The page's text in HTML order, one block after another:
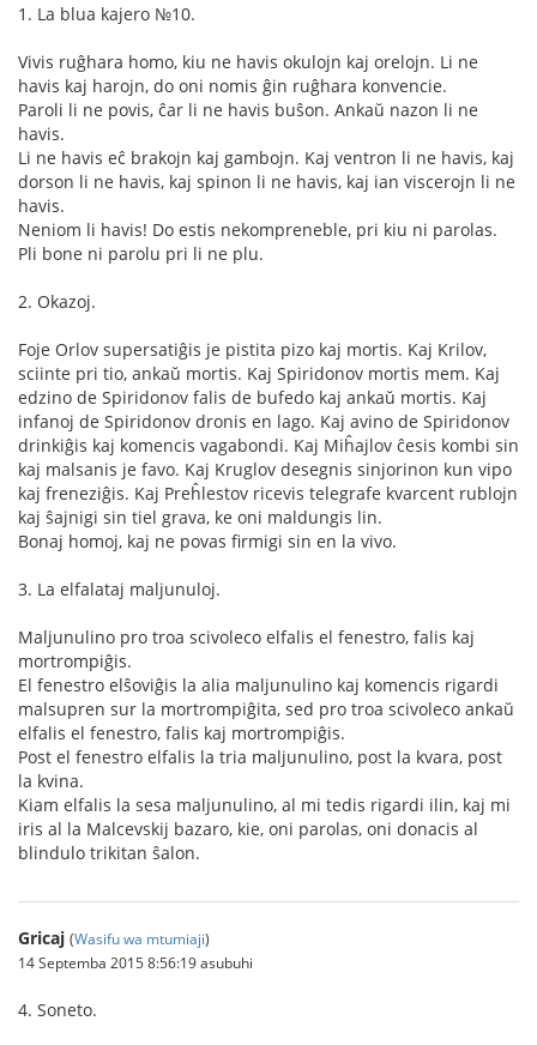
1. La blua kajero №10.
Vivis ruĝhara homo, kiu ne havis okulojn kaj orelojn. Li ne
havis kaj harojn, do oni nomis ĝin ruĝhara konvencie.
Paroli li ne povis, ĉar li ne havis buŝon. Ankaŭ nazon li ne
havis.
Li ne havis eĉ brakojn kaj gambojn. Kaj ventron li ne havis, kaj
dorson li ne havis, kaj spinon li ne havis, kaj ian viscerojn li ne
havis.
Neniom li havis! Do estis nekompreneble, pri kiu ni parolas.
Pli bone ni parolu pri li ne plu.
2. Okazoj.
Foje Orlov supersatiĝis je pistita pizo kaj mortis. Kaj Krilov,
sciinte pri tio, ankaŭ mortis. Kaj Spiridonov mortis mem. Kaj
edzino de Spiridonov falis de bufedo kaj ankaŭ mortis. Kaj
infanoj de Spiridonov dronis en lago. Kaj avino de Spiridonov
drinkiĝis kaj komencis vagabondi. Kaj Miĥajlov ĉesis kombi sin
kaj malsanis je favo. Kaj Kruglov desegnis sinjorinon kun vipo
kaj freneziĝis. Kaj Preĥlestov ricevis telegrafe kvarcent rublojn
kaj ŝajnigi sin tiel grava, ke oni maldungis lin.
Bonaj homoj, kaj ne povas firmigi sin en la vivo.
3. La elfalataj maljunuloj.
Maljunulino pro troa scivoleco elfalis el fenestro, falis kaj
mortrompiĝis.
El fenestro elŝoviĝis la alia maljunulino kaj komencis rigardi
malsupren sur la mortrompiĝita, sed pro troa scivoleco ankaŭ
elfalis el fenestro, falis kaj mortrompiĝis.
Post el fenestro elfalis la tria maljunulino, post la kvara, post
la kvina.
Kiam elfalis la sesa maljunulino, al mi tedis rigardi ilin, kaj mi
iris al la Malcevskij bazaro, kie, oni parolas, oni donacis al
blindulo trikitan ŝalon.
Gricaj (Wasifu wa mtumiaji)
14 Septemba 2015 8:56:19 asubuhi
4. Soneto.